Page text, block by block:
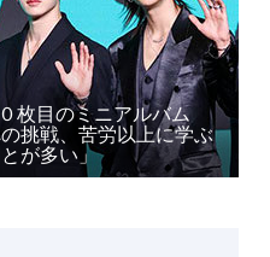
枚目のミニアルバム
の挑戦、苦労以上に学ぶ
が多い」